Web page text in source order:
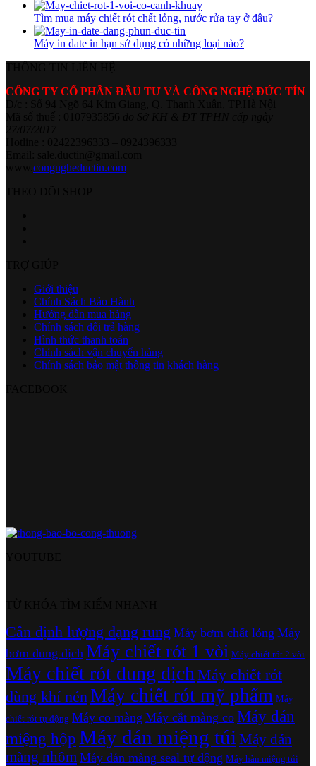
Tìm mua máy chiết rót chất lỏng, nước rửa tay ở đâu?
Máy in date in hạn sử dụng có những loại nào?
CÔNG TY CỔ PHẦN ĐẦU TƯ VÀ CÔNG NGHỆ ĐỨC TÍN
congngheductin.com
Giới thiệu
Chính Sách Bảo Hành
Hướng dẫn mua hàng
Chính sách đổi trả hàng
Hình thức thanh toán
Chính sách vận chuyển hàng
Chính sách bảo mật thông tin khách hàng
Cân định lượng dạng rung Máy bơm chất lỏng Máy
bơm dung dịch Máy chiết rót 1 vòi Máy chiết rót 2 vòi
Máy chiết rót dung dịch Máy chiết rót
dùng khí nénMáy chiết rót mỹ phẩm Máy
chiết rót tự động Máy co màng Máy cắt màng co Máy dán
miệng hộpMáy dán miệng túi Máy dán
màng nhôm Máy dán màng seal tự động Máy hàn miệng túi